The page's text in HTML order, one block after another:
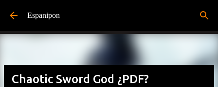
Espanipon
Chaotic Sword God ¿PDF?